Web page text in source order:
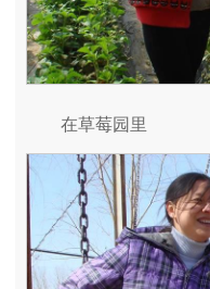
在草莓园里